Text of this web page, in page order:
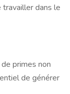
dans le
primes non
de générer